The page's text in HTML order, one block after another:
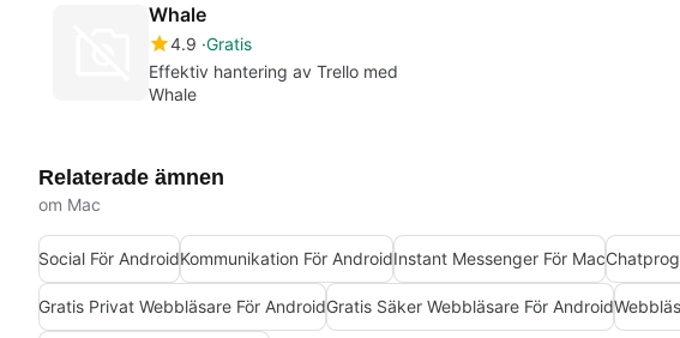
Whale
4.9 Gratis
Effektiv hantering av Trello med
Whale
Relaterade ämnen
om Mac
Social För AndroidKommunikation För AndroidInstant Messenger För Mac
Gratis Privat Webbläsare För AndroidGratis Säker Webbläsare För Android